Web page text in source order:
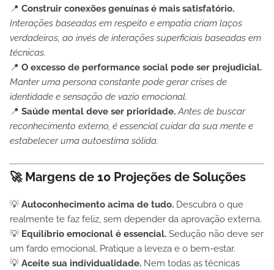
📍 Construir conexões genuínas é mais satisfatório.
Interações baseadas em respeito e empatia criam laços
verdadeiros, ao invés de interações superficiais baseadas em
técnicas.
📍 O excesso de performance social pode ser prejudicial.
Manter uma persona constante pode gerar crises de
identidade e sensação de vazio emocional.
📍 Saúde mental deve ser prioridade. Antes de buscar
reconhecimento externo, é essencial cuidar da sua mente e
estabelecer uma autoestima sólida.
🚀 Margens de 10 Projeções de Soluções
💡 Autoconhecimento acima de tudo. Descubra o que
realmente te faz feliz, sem depender da aprovação externa.
💡 Equilíbrio emocional é essencial. Sedução não deve ser
um fardo emocional. Pratique a leveza e o bem-estar.
💡 Aceite sua individualidade. Nem todas as técnicas